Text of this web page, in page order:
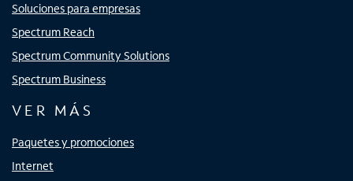
Soluciones para empresas
Spectrum Reach
Spectrum Community Solutions
Spectrum Business
VER MÁS
Paquetes y promociones
Internet